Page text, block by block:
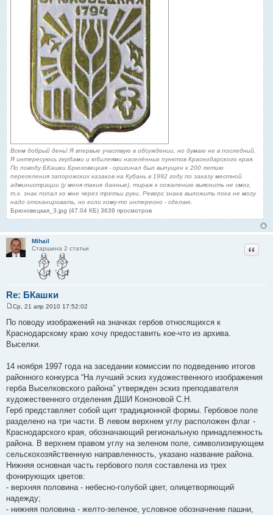
Всем добрый день! Я впервые участвую в обсуждении, но думаю не в последний.
Я интересуюсь гербами и юбилеями населённых пунктов Краснодарского края.
По поводу БКашки Брюховецкая - оригинал был выпущен к 200 летию
переселения запорожских казаков на Кубань в 1992 году по заказу местной
администрации (у меня такие данные), тираж к сожалению выяснить не смог,
т.к. знак попал ко мне через третьи руки. Реверс знака выложить пока не могу
надо отсканировать, но если кому-то интересно - сделаю.
Брюховецкая_3.jpg (47.04 КБ) 3639 просмотров
Mihail
Старшина 2 статьи
Re: БКашки
о
о
б
щ
е
и
е
Ср, 21 апр 2010 17:52:02
По поводу изображений на значках гербов относящихся к
Краснодарскому краю хочу предоставить кое-что из архива.
Выселки.
14 ноября 1997 года на заседании комиссии по подведению итогов
районного конкурса “На лучший эскиз художественного изображения
герба Выселковского района” утвержден эскиз преподавателя
художественного отделения ДШИ Кононовой С.Н.
Герб представляет собой щит традиционной формы. Гербовое поле
разделено на три части. В левом верхнем углу расположен флаг -
Краснодарского края, обозначающий региональную принадлежность
района. В верхнем правом углу на зеленом поле, символизирующем
сельскохозяйственную направленность, указано название района.
Нижняя основная часть гербового поля составлена из трех
фонирующих цветов:
- верхняя половина - небесно-голубой цвет, олицетворяющий
надежду;
- нижняя половина - желто-зеленое, условное обозначение пашни,